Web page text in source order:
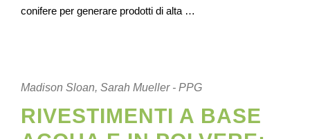
conifere per generare prodotti di alta …
Madison Sloan, Sarah Mueller - PPG
RIVESTIMENTI A BASE